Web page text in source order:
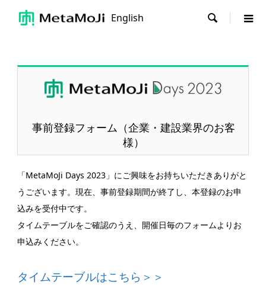
English 
事前登録フォーム（企業・建設業界のお客
様）
「MetaMoJi Days 2023」にご興味をお持ちいただきありがと
うございます。現在、事前登録期間が終了し、本登録のお申
込みを受付中です。
タイムテーブルをご確認のうえ、開催日毎のフォームよりお
申込みください。
タイムテーブルはこちら＞＞